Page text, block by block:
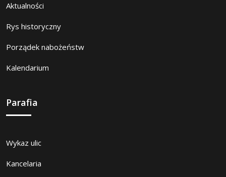
Aktualności
Rys historyczny
Porządek nabożeństw
Kalendarium
Parafia
Wykaz ulic
Kancelaria